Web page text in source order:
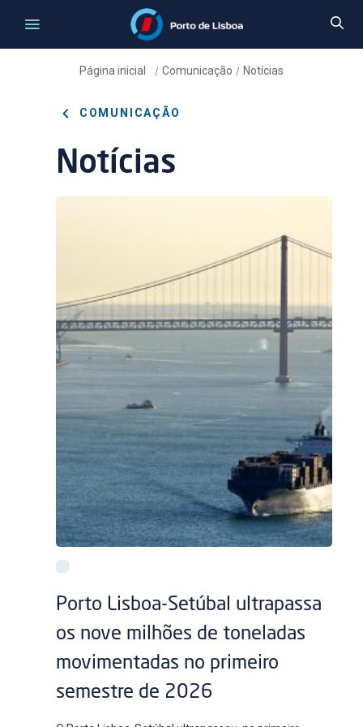
Página inicial / Comunicação / Notícias
COMUNICAÇÃO
Notícias
Porto Lisboa-Setúbal ultrapassa
os nove milhões de toneladas
movimentadas no primeiro
semestre de 2026